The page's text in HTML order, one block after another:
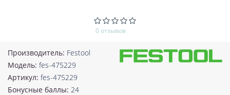
0 отзывов
Производитель: Festool
Модель: fes-475229
Артикул: fes-475229
Бонусные баллы: 24